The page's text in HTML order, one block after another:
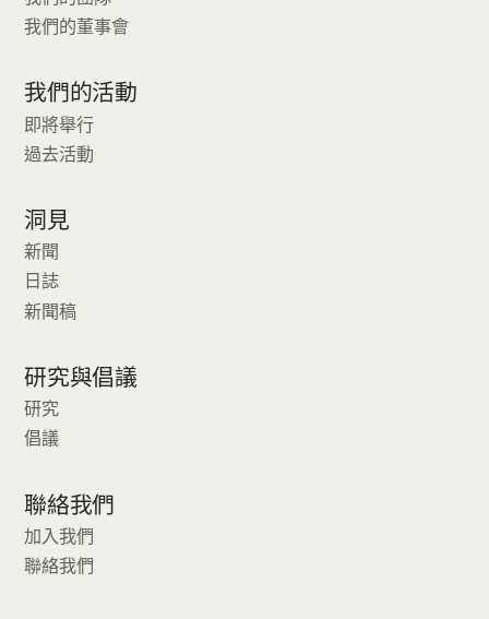
我們的董事會
我們的活動
即將舉行
過去活動
洞見
新聞
日誌
新聞稿
研究與倡議
研究
倡議
聯絡我們
加入我們
聯絡我們